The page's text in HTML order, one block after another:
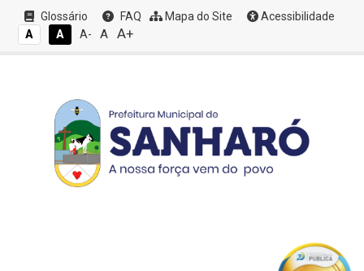
Glossário FAQ Mapa do Site
Acessibilidade
A
A A- A A+